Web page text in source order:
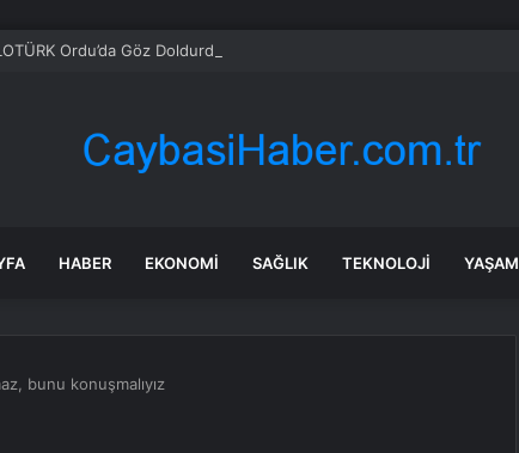
Ordu’da Göz Doldurdu
HABER EKONOMI SAĞLIK TEKNOLOJI YAŞAM
bunu konuşmalıyız